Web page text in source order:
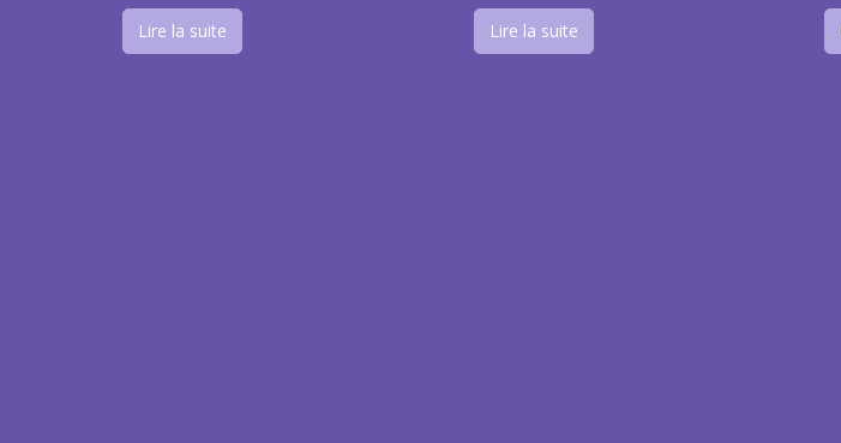
Lire la suite Lire la suite